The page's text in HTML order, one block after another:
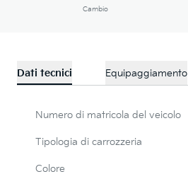
Cambio
Dati tecnici Equipaggiamento
Numero di matricola del veicolo
Tipologia di carrozzeria
Colore